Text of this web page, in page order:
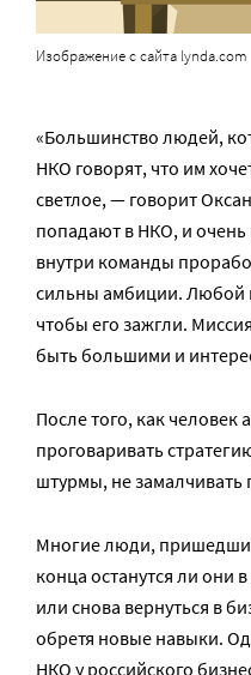
Изображение с сайта lynda.com
«Большинство людей,
НКО говорят, что им
светлое, — говорит
попадают в НКО, и очень
внутри команды
сильны амбиции. Любой
чтобы его зажгли.
быть большими и
После того, как человек
проговаривать
штурмы, не
Многие люди,
конца останутся ли они
или снова вернуться в
обретя новые навыки.
НКО у российского